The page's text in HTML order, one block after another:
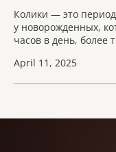
Колики — это
у новорожденных,
часов в день, более
April 11, 2025